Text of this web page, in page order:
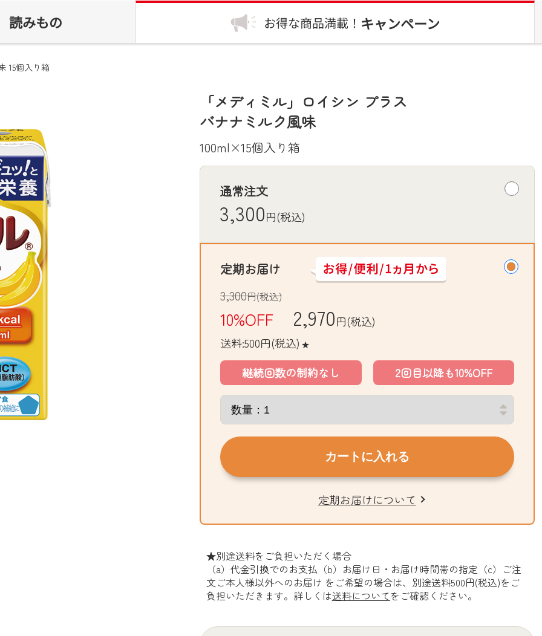
読みもの お得な商品満載！ キャンペーン
15個入り箱
「メディミル」ロイシン プラス
バナナミルク風味
100ml×15個入り箱
通常注文
3,300円(税込)
定期お届け
3,300円(税込)
10%OFF 2,970円(税込)
送料:500円(税込) ★
継続回数の制約なし 2回目以降も10%OFF
カートに入れる
定期お届けについて
★別途送料をご負担いただく場合
（a）代金引換でのお支払（b）お届け日・お届け時間帯の指定（c）ご注
文ご本人様以外へのお届け をご希望の場合は、別途送料500円(税込)をご
負担いただきます。詳しくは送料についてをご確認ください。